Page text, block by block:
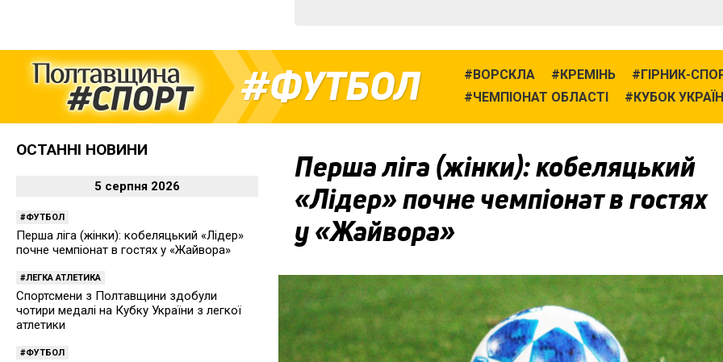
ФУТБОЛ ВОРСКЛА КРЕМІНЬ ГІРНИК-
ЧЕМПІОНАТ ОБЛАСТІ
КУБОК
Перша ліга (жінки): кобеляцький
«Лідер» почне чемпіонат в гостях
у «Жайвора»
ОСТАННІ НОВИНИ
5 серпня 2026
ФУТБОЛ
Перша ліга (жінки): кобеляцький «Лідер»
почне чемпіонат в гостях у «Жайвора»
ЛЕГКА АТЛЕТИКА
Спортсмени з Полтавщини здобули
чотири медалі на Кубку України з легкої
атлетики
ФУТБОЛ